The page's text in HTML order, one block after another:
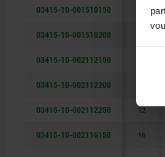
03415-10-001510150
03415-10-001510200
03415-10-002112150
03415-10-002112200
03415-10-002112250 12
03415-10-002116150 16